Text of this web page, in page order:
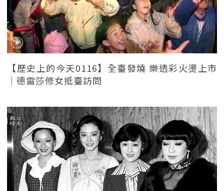
【歷史上的今天0116】全臺發燒 樂透彩火燙上市
｜德雷莎修女抵臺訪問